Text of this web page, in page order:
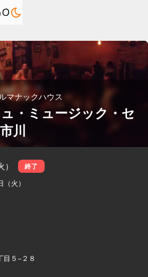
マナックハウス
・ミュージック・セ
川
終了
火）
目５−２８